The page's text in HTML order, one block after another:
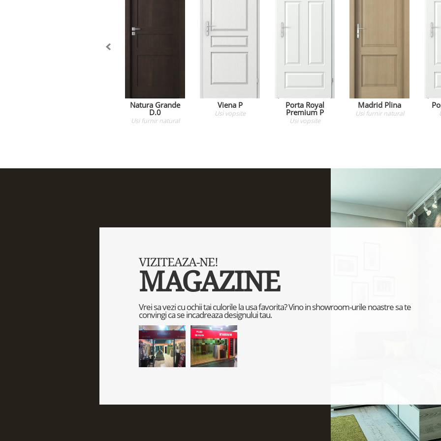
Natura Grande
D.0
Usifurnir natural
Viena P
Usi vopsite
Porta Royal
Premium P
Usi vopsite
Madrid Plina
Usifurnir natural
VIZITEAZA-NE!
MAGAZINE
Vrei sa vezi cu ochii tai culorile la usa favorita? Vino in showroom-urile noastre sa te
convingi ca se incadreaza designului tau.